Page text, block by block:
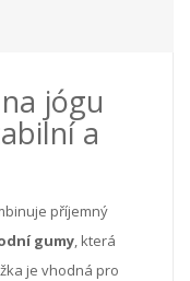
jógu
a
příjemný
gumy, která
je vhodná pro